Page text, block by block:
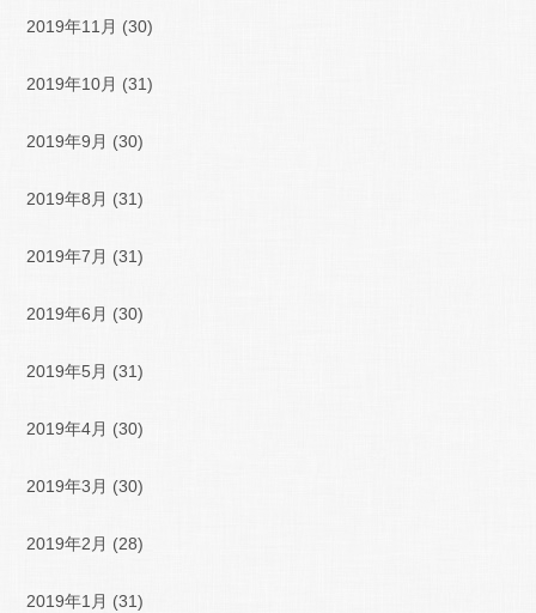
2019年11月 (30)
2019年10月 (31)
2019年9月 (30)
2019年8月 (31)
2019年7月 (31)
2019年6月 (30)
2019年5月 (31)
2019年4月 (30)
2019年3月 (30)
2019年2月 (28)
2019年1月 (31)